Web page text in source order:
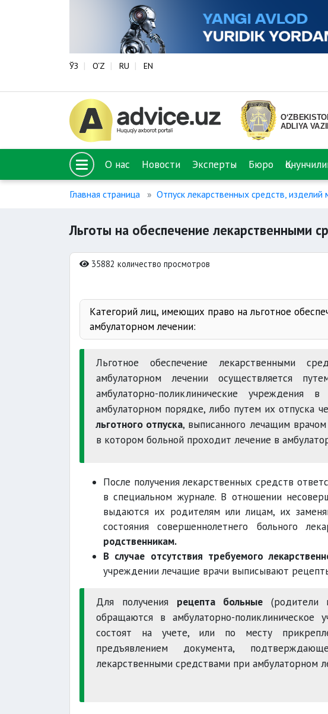
ЎЗ O‘Z RU EN
О нас Новости Эксперты Бюро
Главная страница Отпуск лекарственных средств, изделий
Льготы на обеспечение лекарственными
35882 количество просмотров
Категорий лиц, имеющих право на льготное
амбулаторном лечении:
Подробно.
Льготное обеспечение лекарственными
амбулаторном лечении осуществляется
амбулаторно-поликлинические
амбулаторном порядке, либо путем их отпуска
льготного отпуска, выписанного лечащим
в котором больной проходит лечение в
После получения лекарственных средств
в специальном журнале. В отношении
выдаются их родителям или лицам, их
состояния совершеннолетнего больного
родственникам.
В случае отсутствия требуемого
учреждении лечащие врачи выписывают
Для получения рецепта больные(родители
обращаются в амбулаторно-
состоят на учете, или по месту
предъявлением документа,
лекарственными средствами при амбулаторном